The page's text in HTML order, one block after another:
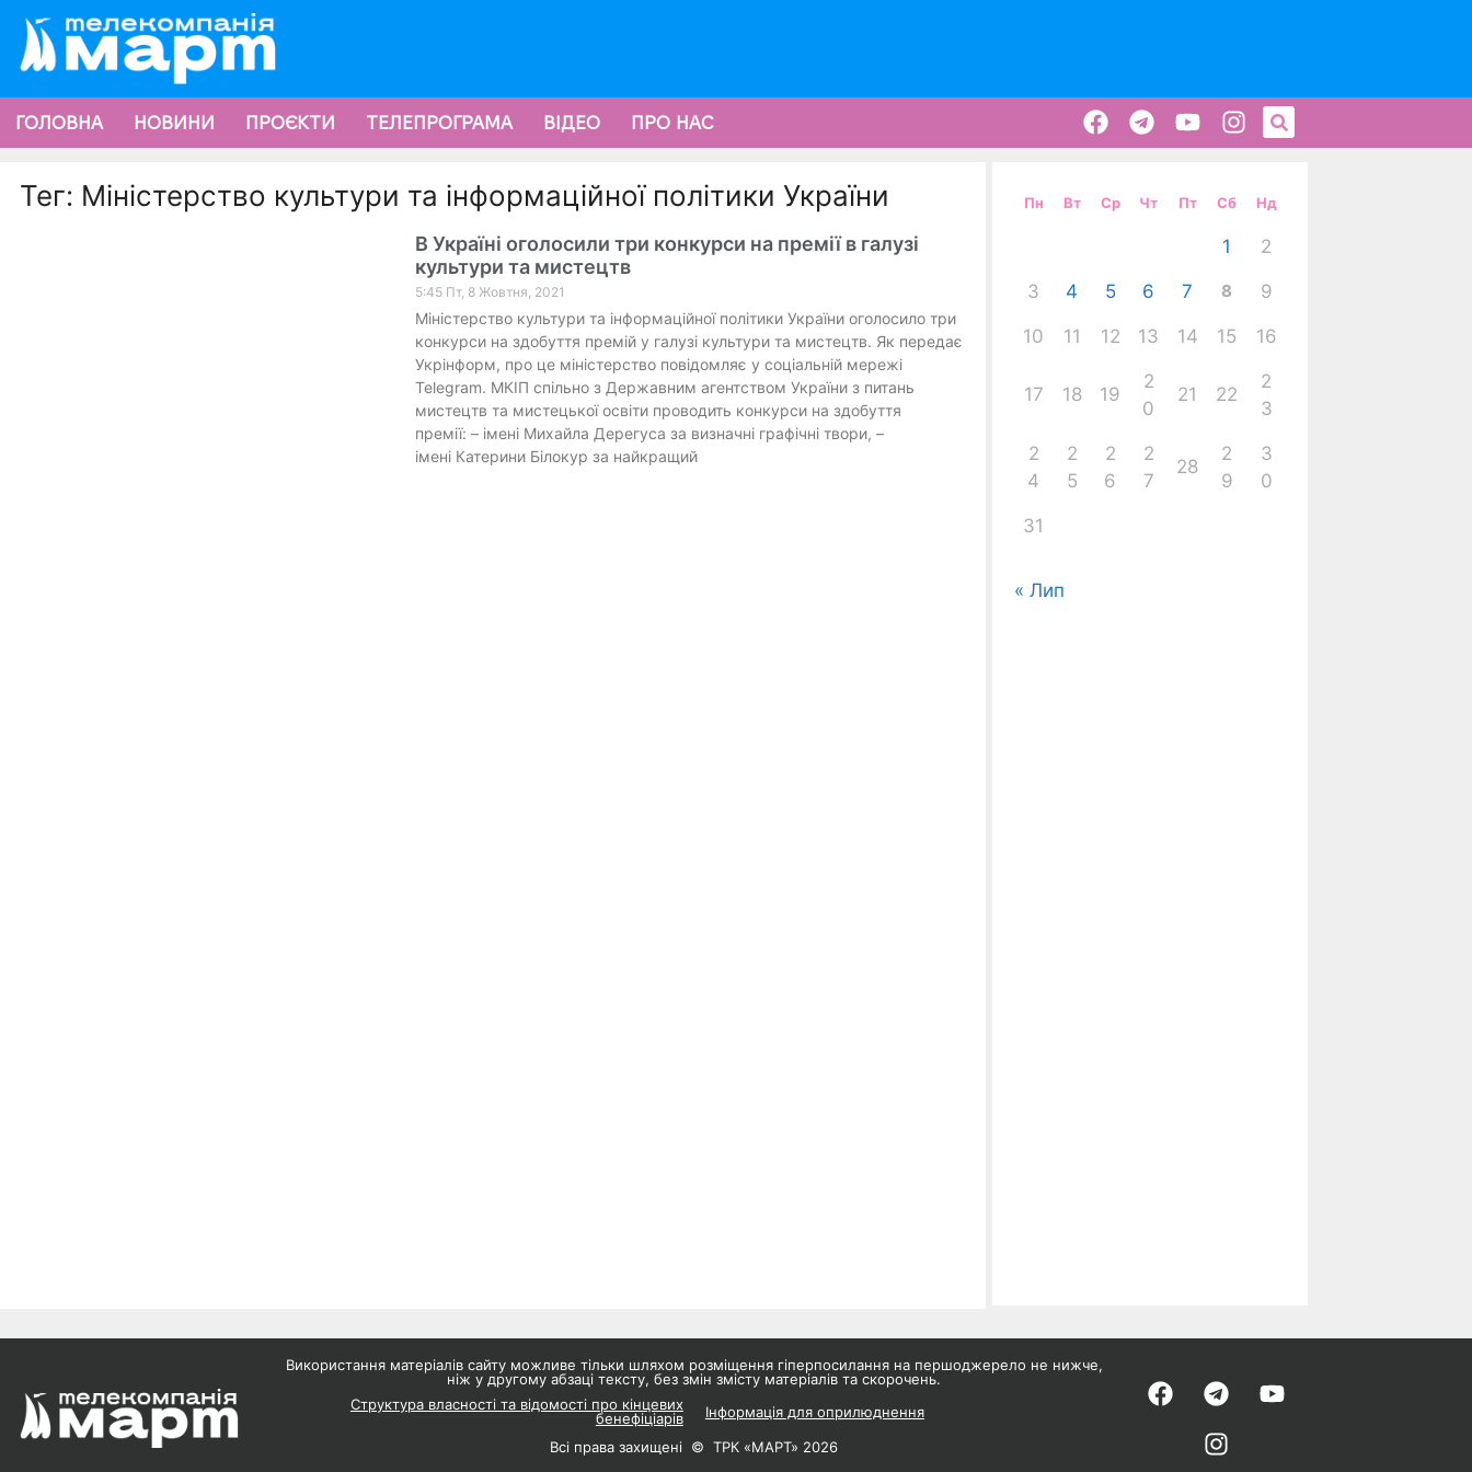
ГОЛОВНА НОВИНИ ПРОЄКТИ ТЕЛЕПРОГРАМА ВІДЕО ПРО НАС
Тег: Міністерство культури та інформаційної політики України
В Україні оголосили три конкурси на премії в галузі
культури та мистецтв
5:45 Пт, 8 Жовтня, 2021
Міністерство культури та інформаційної політики України оголосило три
конкурси на здобуття премій у галузі культури та мистецтв. Як передає
Укрінформ, про це міністерство повідомляє у соціальній мережі
Telegram. МКІП спільно з Державним агентством України з питань
мистецтв та мистецької освіти проводить конкурси на здобуття
премії: – імені Михайла Дерегуса за визначні графічні твори, –
імені Катерини Білокур за найкращий
Пн Вт Ср Чт Пт Сб Нд
1 2
3 4 5 6 7 8 9
10 11 12 13 14 15 16
17 18 19
2
0
21 22
2
3
2
4
2
5
2
6
2
7
28
2
9
3
0
31
« Лип
Використання матеріалів сайту можливе тільки шляхом розміщення гіперпосилання на першоджерело не нижче,
ніж у другому абзаці тексту, без змін змісту матеріалів та скорочень.
Структура власності та відомості про кінцевих
бенефіціарів
Інформація для оприлюднення
Всі права захищені © ТРК «МАРТ» 2026